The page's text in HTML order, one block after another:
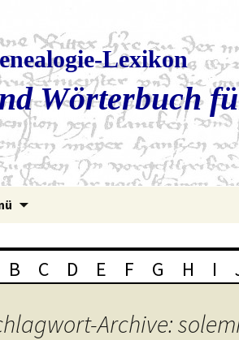
Lexikon
Wörterbuch
B C D E F G H I
Archive: